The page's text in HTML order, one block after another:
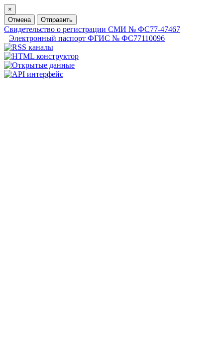
×
Отмена
Отправить
Свидетельство о регистрации СМИ № ФС77-47467
Электронный паспорт ФГИС № ФС77110096